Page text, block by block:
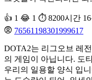
👍 1 😂 1 ⏱️ 8200시간 16
76561198301999617
DOTA2는 리그오브 레
의 게임이 아닙니다. 도
우리의 일용할 양식 입